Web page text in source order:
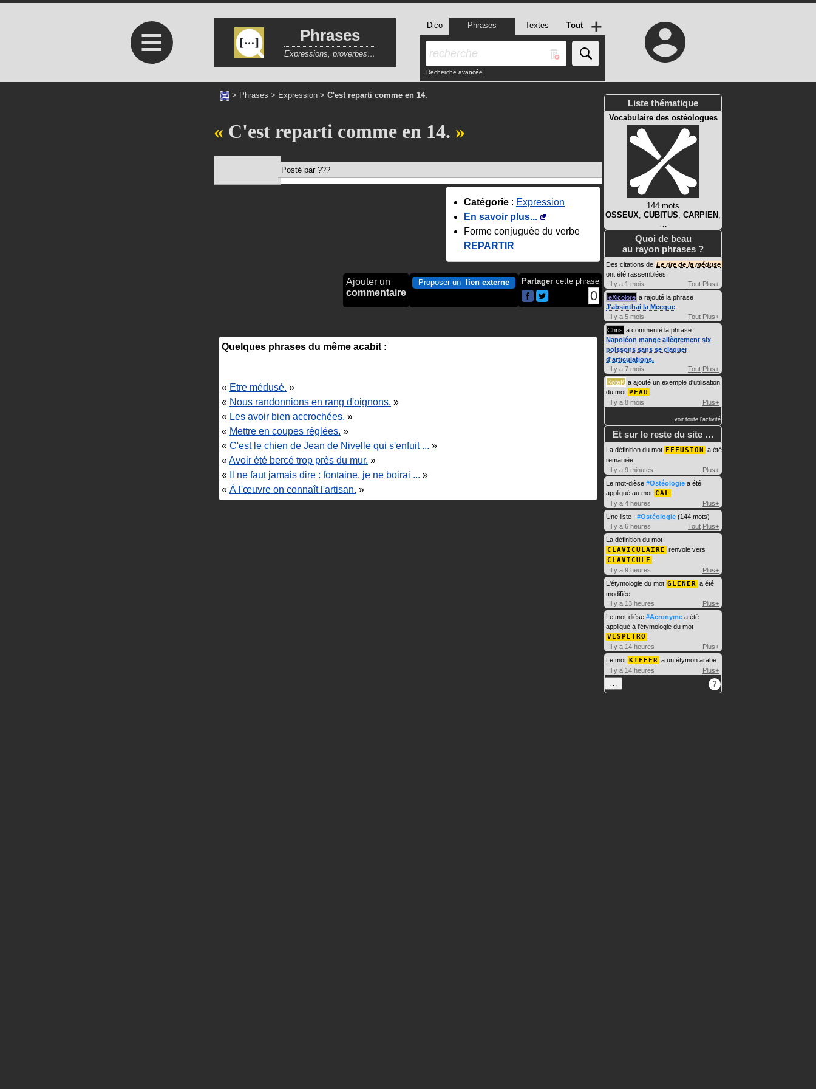
≡ Phrases
Expressions, proverbes…
Dico Phrases Textes Tout
Recherche avancée
+
> Phrases > Expression > C'est reparti comme en 14.
C'est reparti comme en 14.
Posté par ???
Catégorie : Expression
En savoir plus...
Forme conjuguée du verbe
REPARTIR
Ajouter un
commentaire
Proposer un lien externe Partager cette phrase
0
Quelques phrases du même acabit :
« Etre médusé. »
« Nous randonnions en rang d'oignons. »
« Les avoir bien accrochées. »
« Mettre en coupes réglées. »
« C'est le chien de Jean de Nivelle qui s'enfuit ... »
«Avoir été bercé trop près du mur. »
«
Il ne faut jamais dire : fontaine, je ne boirai ... »
« À l'œuvre on connaît l'artisan. »
Liste thématique
Vocabulaire des ostéologues
144 mots
OSSEUX, CUBITUS, CARPIEN ,
…
Quoi de beau
au rayon phrases ?
Des citations de Le rire de la méduse
ont été rassemblées.
Il y a 1 mois
Tout Plus+
leXicolore a rajouté la phrase
J'absinthai la Mecque
Il y a 5 mois
Tout Plus+
Chris a commenté la phrase
Napoléon mange allègrement six
poissons sans se claquer
d'articulations.
Il y a 7 mois
Tout Plus+
KoteK a ajouté un exemple d'utilisation
du mot PEAU
Il y a 8 mois
Plus+
voir toute l'activité
Et sur le reste du site …
La définition du mot EFFUSION a été
remaniée.
Il y a 9 minutes
Plus+
Le mot-dièse #Ostéologie a été
appliqué au mot CAL
Il y a 4 heures
Plus+
Une liste : #Ostéologie (144 mots)
Il y a 6 heures
Tout Plus+
La définition du mot
CLAVICULAIRE renvoie vers
CLAVICULE
Il y a 9 heures
Plus+
L'étymologie du mot GLÉNER a été
modifiée.
Il y a 13 heures
Plus+
Le mot-dièse #Acronyme a été
appliqué à l'étymologie du mot
VESPÉTRO
Il y a 14 heures
Plus+
Le mot KIFFER a un étymon arabe.
Il y a 14 heures
Plus+
… ?